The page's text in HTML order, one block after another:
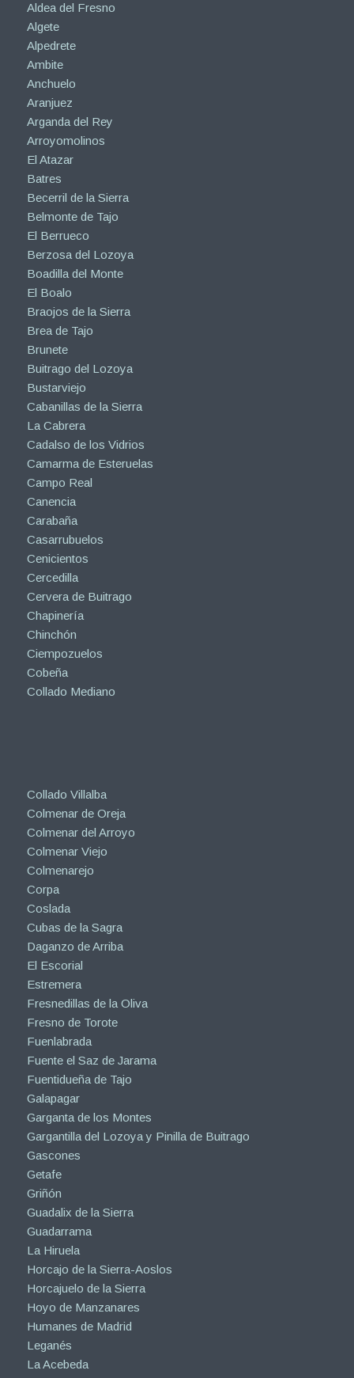
Aldea del Fresno
Algete
Alpedrete
Ambite
Anchuelo
Aranjuez
Arganda del Rey
Arroyomolinos
El Atazar
Batres
Becerril de la Sierra
Belmonte de Tajo
El Berrueco
Berzosa del Lozoya
Boadilla del Monte
El Boalo
Braojos de la Sierra
Brea de Tajo
Brunete
Buitrago del Lozoya
Bustarviejo
Cabanillas de la Sierra
La Cabrera
Cadalso de los Vidrios
Camarma de Esteruelas
Campo Real
Canencia
Carabaña
Casarrubuelos
Cenicientos
Cercedilla
Cervera de Buitrago
Chapinería
Chinchón
Ciempozuelos
Cobeña
Collado Mediano
Collado Villalba
Colmenar de Oreja
Colmenar del Arroyo
Colmenar Viejo
Colmenarejo
Corpa
Coslada
Cubas de la Sagra
Daganzo de Arriba
El Escorial
Estremera
Fresnedillas de la Oliva
Fresno de Torote
Fuenlabrada
Fuente el Saz de Jarama
Fuentidueña de Tajo
Galapagar
Garganta de los Montes
Gargantilla del Lozoya y Pinilla de Buitrago
Gascones
Getafe
Griñón
Guadalix de la Sierra
Guadarrama
La Hiruela
Horcajo de la Sierra-Aoslos
Horcajuelo de la Sierra
Hoyo de Manzanares
Humanes de Madrid
Leganés
La Acebeda